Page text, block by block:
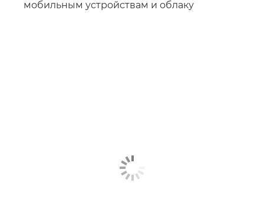
мобильным устройствам и облаку